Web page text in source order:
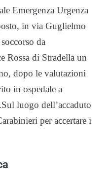
Emergenza Urgenza
in via Guglielmo
da
Rossa di Stradella un
dopo le valutazioni
in ospedale a
luogo dell’accaduto
per accertare i